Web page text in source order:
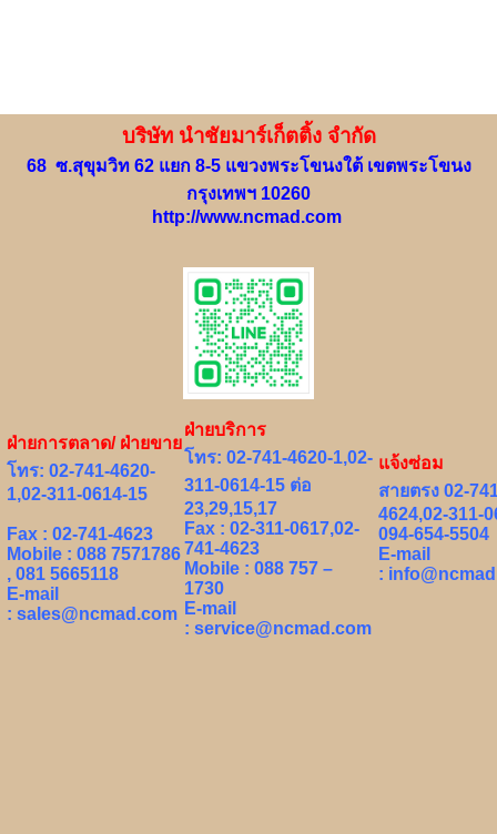
บริษัท นำชัยมาร์เก็ตติ้ง จำกัด
68 ซ.สุขุมวิท 62 แยก 8-5 แขวงพระโขนงใต้ เขตพระโขนง
กรุงเทพฯ 10260
http://www.ncmad.com
ฝ่ายการตลาด/ ฝ่ายขาย
โทร: 02-741-4620-
1,02-311-0614-15
Fax : 02-741-4623
Mobile : 088 7571786
, 081 5665118
E-mail
: sales@ncmad.com
ฝ่ายบริการ
โทร: 02-741-4620-1,02-
311-0614-15 ต่อ
23,29,15,17
Fax : 02-311-0617,02-
741-4623
Mobile : 088 757 –
1730
E-mail
: service@ncmad.com
แจ้งซ่อม
สายตรง 02-
4624,02-311-
094-654-5504
E-mail
: